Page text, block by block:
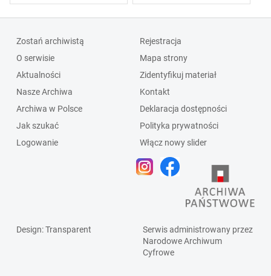
Zostań archiwistą
O serwisie
Aktualności
Nasze Archiwa
Archiwa w Polsce
Jak szukać
Logowanie
Rejestracja
Mapa strony
Zidentyfikuj materiał
Kontakt
Deklaracja dostępności
Polityka prywatności
Włącz nowy slider
Design: Transparent
Serwis administrowany przez
Narodowe Archiwum
Cyfrowe